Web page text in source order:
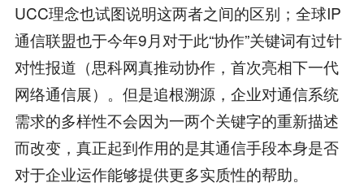
UCC理念也试图说明这两者之间的区别；全球IP
通信联盟也于今年9月对于此“协作”关键词有过针
对性报道（思科网真推动协作，首次亮相下一代
网络通信展）。但是追根溯源，企业对通信系统
需求的多样性不会因为一两个关键字的重新描述
而改变，真正起到作用的是其通信手段本身是否
对于企业运作能够提供更多实质性的帮助。